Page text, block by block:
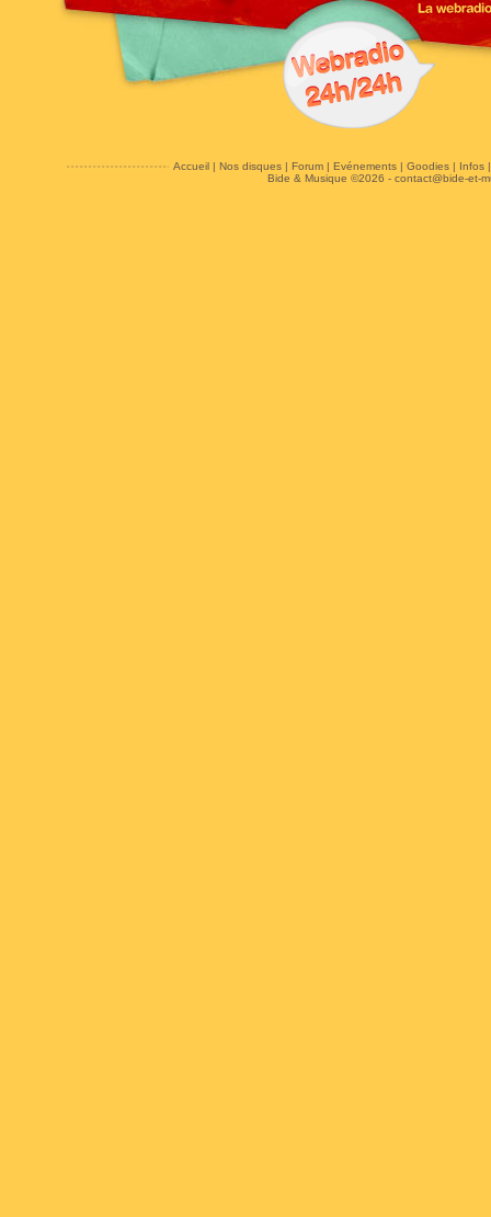
Accueil| Nos disques| Forum| Evénements| Goodies| Infos
Bide & Musique ©2026 - contact@bide-et-